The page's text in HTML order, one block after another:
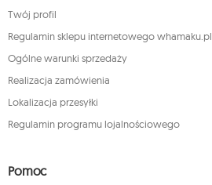
Twój profil
Regulamin sklepu internetowego whamaku.pl
Ogólne warunki sprzedaży
Realizacja zamówienia
Lokalizacja przesyłki
Regulamin programu lojalnościowego
Pomoc